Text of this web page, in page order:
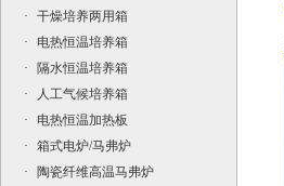
·
干燥培养两用箱
·
电热恒温培养箱
·
隔水恒温培养箱
·
人工气候培养箱
·
电热恒温加热板
·
箱式电炉/马弗炉
·
陶瓷纤维高温马弗炉